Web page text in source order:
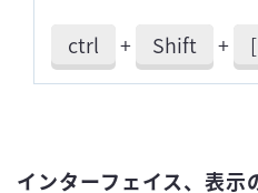
ctrl + Shift + [
インターフェイス、表示